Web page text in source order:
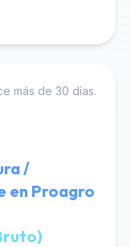
más de 30 días.
/
en Proagro